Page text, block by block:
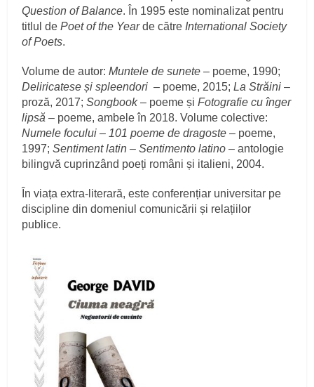
Question of Balance. În 1995 este nominalizat pentru
titlul dePoet of the Yearde către International Society
of Poets.
Volume de autor:Muntele de sunete – poeme, 1990;
Deliricatese și spleendori – poeme, 2015;La Străini –
proză, 2017;Songbook– poeme șiFotografie cu înger
lipsă – poeme, ambele în 2018. Volume colective:
Numele focului – 101 poeme de dragoste – poeme,
1997;Sentiment latin – Sentimento latino – antologie
bilingvă cuprinzând poeți români și italieni, 2004.
În viața extra-literară, este conferențiar universitar pe
discipline din domeniul comunicării și relațiilor
publice.